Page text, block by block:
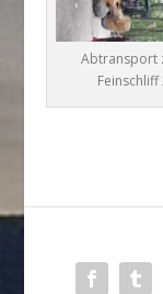
Abtransport
Feinschliff